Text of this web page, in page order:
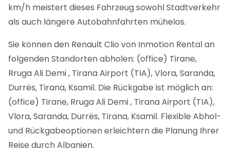
km/h meistert dieses Fahrzeug sowohl Stadtverkehr
als auch längere Autobahnfahrten mühelos.
Sie können den Renault Clio von Inmotion Rental an
folgenden Standorten abholen: (office) Tirane,
Rruga Ali Demi , Tirana Airport (TIA), Vlora, Saranda,
Durrës, Tirana, Ksamil. Die Rückgabe ist möglich an:
(office) Tirane, Rruga Ali Demi , Tirana Airport (TIA),
Vlora, Saranda, Durrës, Tirana, Ksamil. Flexible Abhol-
und Rückgabeoptionen erleichtern die Planung Ihrer
Reise durch Albanien.